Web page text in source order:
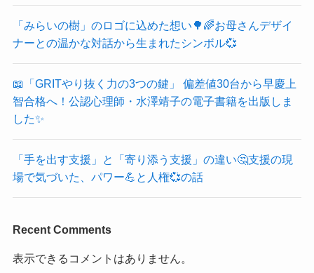
「みらいの樹」のロゴに込めた想い🌳🌈お母さんデザイ
ナーとの温かな対話から生まれたシンボル💞
📖「GRITやり抜く力の3つの鍵」 偏差値30台から早慶上
智合格へ！公認心理師・水澤靖子の電子書籍を出版しま
した✨
「手を出す支援」と「寄り添う支援」の違い🤔支援の現
場で気づいた、パワー💪と人権💞の話
Recent Comments
表示できるコメントはありません。